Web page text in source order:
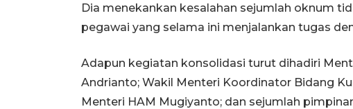
Dia menekankan kesalahan sejumlah oknum
pegawai yang selama ini menjalankan tugas
Adapun kegiatan konsolidasi turut dihadiri
Andrianto; Wakil Menteri Koordinator Bidang
Menteri HAM Mugiyanto; dan sejumlah